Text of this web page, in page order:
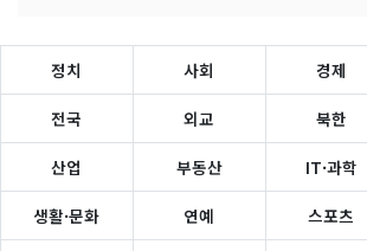
정치 사회 경제
전국 외교 북한
산업 부동산 IT·과학
생활·문화 연예 스포츠